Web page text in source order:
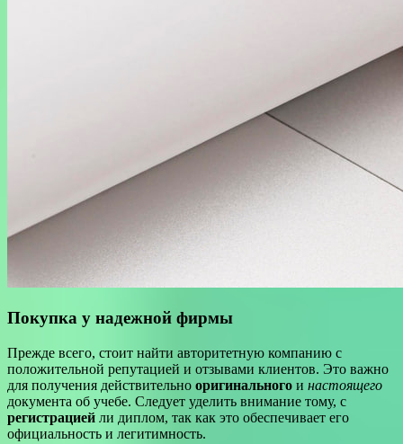
Покупка у надежной фирмы
Прежде всего, стоит найти авторитетную компанию с
положительной репутацией и отзывами клиентов. Это важно
для получения действительно оригинального и настоящего
документа об учебе. Следует уделить внимание тому, с
регистрацией ли диплом, так как это обеспечивает его
официальность и легитимность.